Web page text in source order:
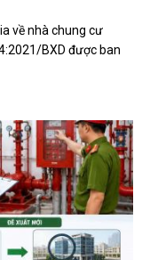
về nhà chung cư
BXD được ban